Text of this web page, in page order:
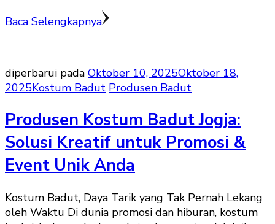
Baca Selengkapnya
diperbarui pada Oktober 10, 2025Oktober 18,
2025Kostum Badut Produsen Badut
Produsen Kostum Badut Jogja:
Solusi Kreatif untuk Promosi &
Event Unik Anda
Kostum Badut, Daya Tarik yang Tak Pernah Lekang
oleh Waktu Di dunia promosi dan hiburan, kostum